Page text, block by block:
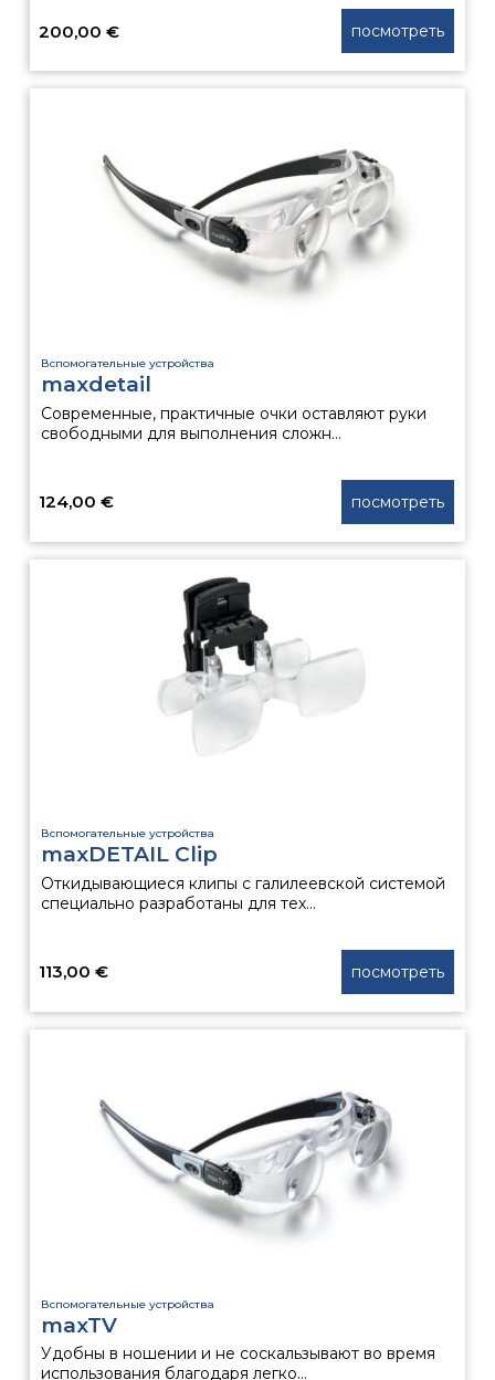
200,00 € посмотреть
Вспомогательные устройства
maxdetail
Современные, практичные очки оставляют руки
свободными для выполнения сложн...
124,00 € посмотреть
Вспомогательные устройства
maxDETAIL Clip
Откидывающиеся клипы с галилеевской системой
специально разработаны для тех...
113,00 € посмотреть
Вспомогательные устройства
maxTV
Удобны в ношении и не соскальзывают во время
использования благодаря легко...